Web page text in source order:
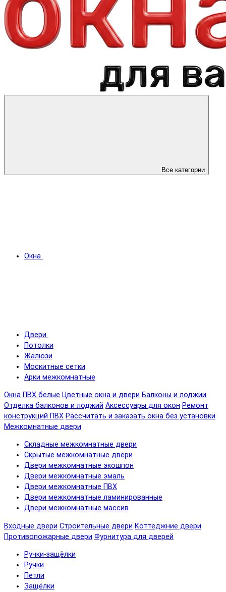
Все категории
Окна
Двери
Потолки
Жалюзи
Москитные сетки
Арки межкомнатные
Окна ПВХ белые Цветные окна и двери Балконы и лоджии
Отделка балконов и лоджий Аксессуары для окон Ремонт
конструкций ПВХ Рассчитать и заказать окна без установки
Межкомнатные двери
Складные межкомнатные двери
Скрытые межкомнатные двери
Двери межкомнатные экошпон
Двери межкомнатные эмаль
Двери межкомнатные ПВХ
Двери межкомнатные ламинированные
Двери межкомнатные массив
Входные двери Строительные двери Коттеджние двери
Противопожарные двери Фурнитура для дверей
Ручки-защёлки
Ручки
Петли
Защёлки